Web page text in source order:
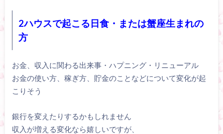
2ハウスで起こる日食・または蟹座生まれの
方
お金、収入に関わる出来事・ハプニング・リニューアル
お金の使い方、稼ぎ方、貯金のことなどについて変化が起
こりそう
銀行を変えたりするかもしれません
収入が増える変化なら嬉しいですが、